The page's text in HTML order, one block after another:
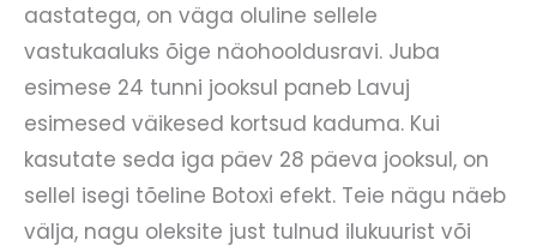
aastatega, on väga oluline sellele
vastukaaluks õige näohooldusravi. Juba
esimese 24 tunni jooksul paneb Lavuj
esimesed väikesed kortsud kaduma. Kui
kasutate seda iga päev 28 päeva jooksul, on
sellel isegi tõeline Botoxi efekt. Teie nägu näeb
välja, nagu oleksite just tulnud ilukuurist või